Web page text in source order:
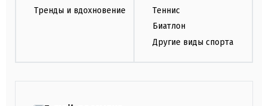
Тренды и вдохновение
Теннис
Биатлон
Другие виды спорта